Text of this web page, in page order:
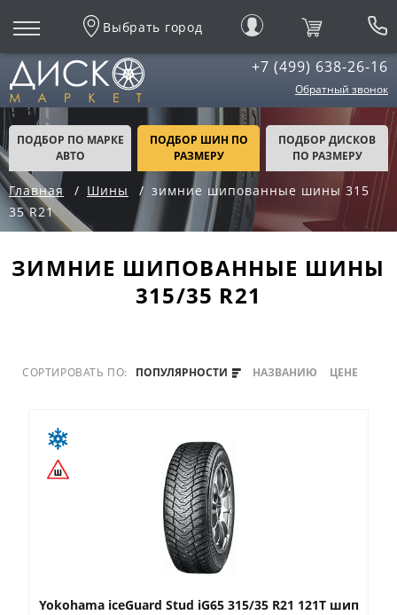
Выбрать город
+7 (499) 638-26-16
Обратный звонок
ПОДБОР ПО МАРКЕ
АВТО
ПОДБОР ШИН ПО
РАЗМЕРУ
ПОДБОР ДИСКОВ
ПО РАЗМЕРУ
Главная Шины
зимние шипованные шины 315
35 R21
ЗИМНИЕ ШИПОВАННЫЕ ШИНЫ
315/35 R21
СОРТИРОВАТЬ ПО: ПОПУЛЯРНОСТИ НАЗВАНИЮ ЦЕНЕ
Yokohama iceGuard Stud iG65 315/35 R21 121T шип